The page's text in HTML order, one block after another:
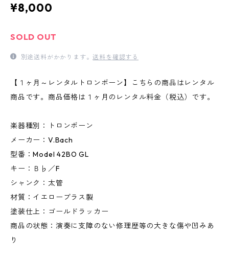
¥8,000
SOLD OUT
別途送料がかかります。送料を確認する
【１ヶ月～レンタルトロンボーン】こちらの商品はレンタル
商品です。商品価格は１ヶ月のレンタル料金（税込）です。
楽器種別：トロンボーン
メーカー：V.Bach
型番：Model 42BO GL
キー：Ｂ♭／F
シャンク：太管
材質：イエローブラス製
塗装仕上：ゴールドラッカー
商品の状態：演奏に支障のない修理歴等の大きな傷や凹みあ
り